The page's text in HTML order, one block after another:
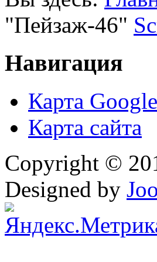
"Пейзаж-46"
Навигация
Карта Google
Карта сайта
Copyright ©
Designed by